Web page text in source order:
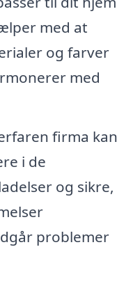
med at
og farver
med
firma kan
i de
og sikre,
problemer